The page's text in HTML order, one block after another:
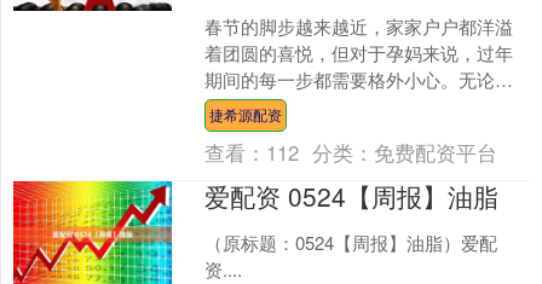
春节的脚步越来越近，家家户户都洋溢
着团圆的喜悦，但对于孕妈来说，过年
期间的每一步都需要格外小心。无论是
刚怀孕的孕早期妈妈，还是即将足月的
孕晚期妈妈，春节期间的个....
捷希源配资
查看： 112 分类： 免费配资平台
爱配资 0524【周报】油脂
（原标题：0524【周报】油脂）爱配
资....